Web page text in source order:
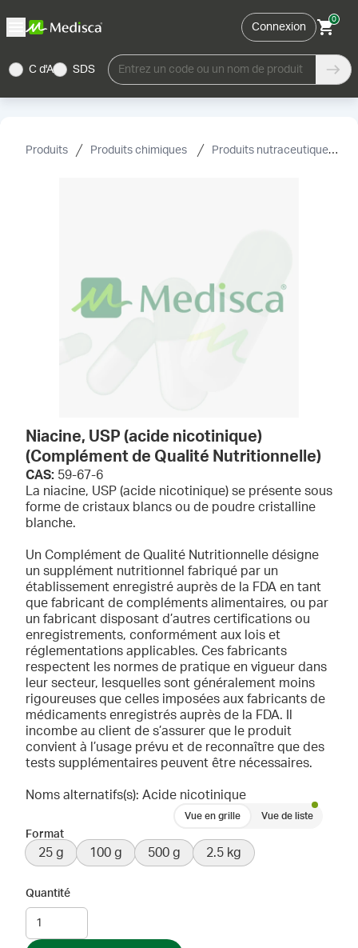
Connexion
0
C d'A SDS Entrez un code ou un nom de produit
Produits Produits chimiques Produits nutraceutiques
Niacine, USP (acide nicotinique)
(Complément de Qualité Nutritionnelle)
CAS: 59-67-6
La niacine, USP (acide nicotinique) se présente sous
forme de cristaux blancs ou de poudre cristalline
blanche.
Un Complément de Qualité Nutritionnelle désigne
un supplément nutritionnel fabriqué par un
établissement enregistré auprès de la FDA en tant
que fabricant de compléments alimentaires, ou par
un fabricant disposant d’autres certifications ou
enregistrements, conformément aux lois et
réglementations applicables. Ces fabricants
respectent les normes de pratique en vigueur dans
leur secteur, lesquelles sont généralement moins
rigoureuses que celles imposées aux fabricants de
médicaments enregistrés auprès de la FDA. Il
incombe au client de s’assurer que le produit
convient à l’usage prévu et de reconnaître que des
tests supplémentaires peuvent être nécessaires.
Noms alternatifs(s): Acide nicotinique
Vue en grille Vue de liste
Format
25 g 100 g 500 g 2.5 kg
Quantité